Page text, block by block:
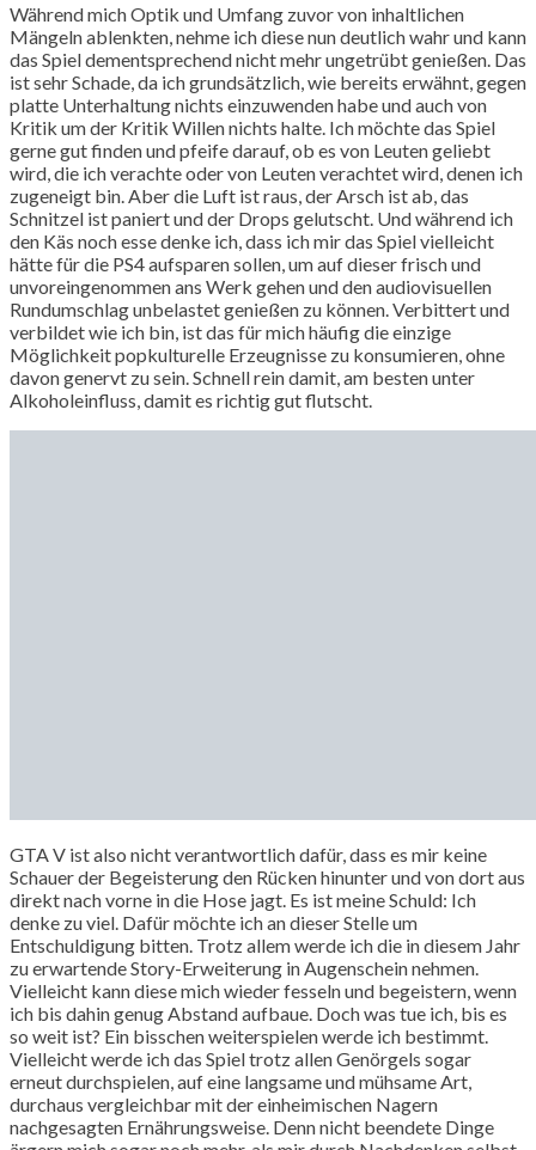
Während mich Optik und Umfang zuvor von inhaltlichen
Mängeln ablenkten, nehme ich diese nun deutlich wahr und kann
das Spiel dementsprechend nicht mehr ungetrübt genießen. Das
ist sehr Schade, da ich grundsätzlich, wie bereits erwähnt, gegen
platte Unterhaltung nichts einzuwenden habe und auch von
Kritik um der Kritik Willen nichts halte. Ich möchte das Spiel
gerne gut finden und pfeife darauf, ob es von Leuten geliebt
wird, die ich verachte oder von Leuten verachtet wird, denen ich
zugeneigt bin. Aber die Luft ist raus, der Arsch ist ab, das
Schnitzel ist paniert und der Drops gelutscht. Und während ich
den Käs noch esse denke ich, dass ich mir das Spiel vielleicht
hätte für die PS4 aufsparen sollen, um auf dieser frisch und
unvoreingenommen ans Werk gehen und den audiovisuellen
Rundumschlag unbelastet genießen zu können. Verbittert und
verbildet wie ich bin, ist das für mich häufig die einzige
Möglichkeit popkulturelle Erzeugnisse zu konsumieren, ohne
davon genervt zu sein. Schnell rein damit, am besten unter
Alkoholeinfluss, damit es richtig gut flutscht.
GTA V ist also nicht verantwortlich dafür, dass es mir keine
Schauer der Begeisterung den Rücken hinunter und von dort aus
direkt nach vorne in die Hose jagt. Es ist meine Schuld: Ich
denke zu viel. Dafür möchte ich an dieser Stelle um
Entschuldigung bitten. Trotz allem werde ich die in diesem Jahr
zu erwartende Story-Erweiterung in Augenschein nehmen.
Vielleicht kann diese mich wieder fesseln und begeistern, wenn
ich bis dahin genug Abstand aufbaue. Doch was tue ich, bis es
so weit ist? Ein bisschen weiterspielen werde ich bestimmt.
Vielleicht werde ich das Spiel trotz allen Genörgels sogar
erneut durchspielen, auf eine langsame und mühsame Art,
durchaus vergleichbar mit der einheimischen Nagern
nachgesagten Ernährungsweise. Denn nicht beendete Dinge